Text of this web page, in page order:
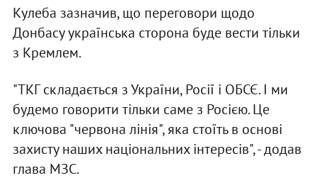
Кулеба зазначив, що переговори щодо
Донбасу українська сторона буде вести тільки
з Кремлем.
"ТКГ складається з України, Росії і ОБСЄ. І ми
будемо говорити тільки саме з Росією. Це
ключова "червона лінія", яка стоїть в основі
захисту наших національних інтересів", - додав
глава МЗС.